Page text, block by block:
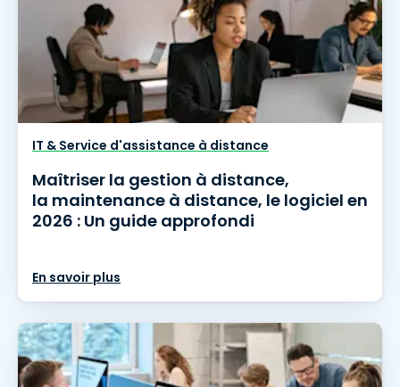
IT & Service d'assistance à distance
Maîtriser la gestion à distance,
la maintenance à distance, le logiciel en
2026 : Un guide approfondi
En savoir plus